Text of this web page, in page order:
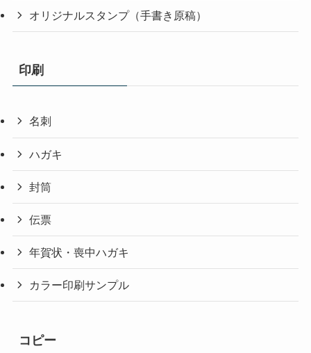
オリジナルスタンプ（手書き原稿）
印刷
名刺
ハガキ
封筒
伝票
年賀状・喪中ハガキ
カラー印刷サンプル
コピー